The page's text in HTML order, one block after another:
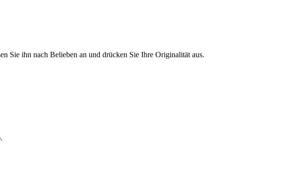
Sie ihn nach Belieben an und drücken Sie Ihre Originalität aus.